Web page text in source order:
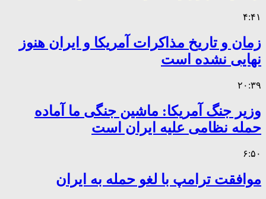
۴:۴۱
زمان و تاریخ مذاکرات آمریکا و ایران هنوز
نهایی نشده است
۲۰:۳۹
وزیر جنگ آمریکا: ماشین جنگی ما آماده
حمله نظامی علیه ایران است
۶:۵۰
موافقت ترامپ با لغو حمله به ایران